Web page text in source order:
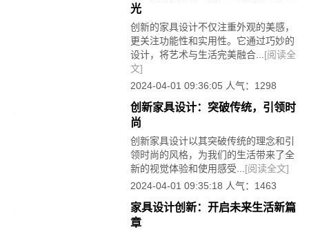
光
创新的家具设计不仅注重外观的美感，
更关注功能性和实用性。它通过巧妙的
设计，将艺术与生活完美融合... [阅读全
文]
2024-04-01 09:36:05 人气：1298
创新家具设计：突破传统，引领时
尚
创新家具设计以其突破传统的理念和引
领时尚的风格，为我们的生活带来了全
新的视觉体验和使用感受... [阅读全文]
2024-04-01 09:35:18 人气：1463
家具设计创新：开启未来生活新篇
章